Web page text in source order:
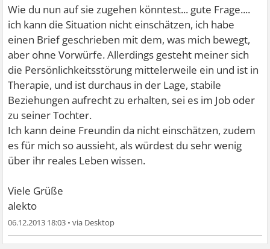
Wie du nun auf sie zugehen könntest... gute Frage....
ich kann die Situation nicht einschätzen, ich habe
einen Brief geschrieben mit dem, was mich bewegt,
aber ohne Vorwürfe. Allerdings gesteht meiner sich
die Persönlichkeitsstörung mittelerweile ein und ist in
Therapie, und ist durchaus in der Lage, stabile
Beziehungen aufrecht zu erhalten, sei es im Job oder
zu seiner Tochter.
Ich kann deine Freundin da nicht einschätzen, zudem
es für mich so aussieht, als würdest du sehr wenig
über ihr reales Leben wissen.
Viele Grüße
alekto
06.12.2013 18:03 •